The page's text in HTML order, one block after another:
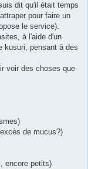
dit qu'il était temps
pour faire un
le service).
à l'aide d'un
kusuri, pensant à des
voir des choses que
de mucus?)
encore petits)